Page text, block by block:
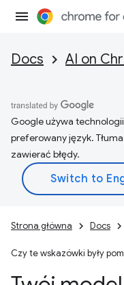
Docs AI on
Google używa
preferowany język.
zawierać błędy.
Strona główna Docs
Czy te wskazówki były